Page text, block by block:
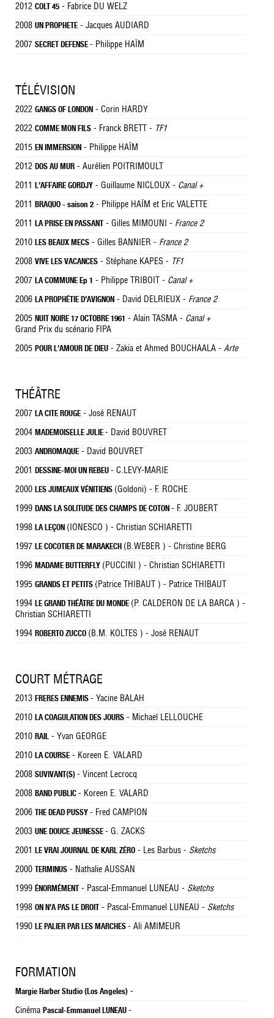
2012 COLT 45 - Fabrice DU WELZ
2008 UN PROPHETE - Jacques AUDIARD
2007 SECRET DEFENSE - Philippe HAÏM
TÉLÉVISION
2022 GANGS OF LONDON - Corin HARDY
2022 COMME MON FILS - Franck BRETT - TF1
2015 EN IMMERSION - Philippe HAÏM
2012 DOS AU MUR - Aurélien POITRIMOULT
2011 L'AFFAIRE GORDJY - Guillaume NICLOUX - Canal +
2011 BRAQUO - saison 2 - Philippe HAÏM et Eric VALETTE
2011 LA PRISE EN PASSANT - Gilles MIMOUNI - France 2
2010 LES BEAUX MECS - Gilles BANNIER - France 2
2008 VIVE LES VACANCES - Stéphane KAPES - TF1
2007 LA COMMUNE Ep 1 - Philippe TRIBOIT - Canal +
2006 LA PROPHÉTIE D'AVIGNON - David DELRIEUX - France 2
2005 NUIT NOIRE 17 OCTOBRE 1961 - Alain TASMA - Canal +
Grand Prix du scénario FIPA
2005 POUR L'AMOUR DE DIEU - Zakia et Ahmed BOUCHAALA - Arte
THÉÂTRE
2007 LA CITE ROUGE - José RENAUT
2004 MADEMOISELLE JULIE - David BOUVRET
2003 ANDROMAQUE - David BOUVRET
2001 DESSINE-MOI UN REBEU - C.LEVY-MARIE
2000 LES JUMEAUX VÉNITIENS (Goldoni) - F. ROCHE
1999 DANS LA SOLITUDE DES CHAMPS DE COTON - F. JOUBERT
1998 LA LEÇON (IONESCO ) - Christian SCHIARETTI
1997 LE COCOTIER DE MARAKECH (B.WEBER ) - Christine BERG
1996 MADAME BUTTERFLY (PUCCINI ) - Christian SCHIARETTI
1995 GRANDS ET PETITS (Patrice THIBAUT ) - Patrice THIBAUT
1994 LE GRAND THÉÂTRE DU MONDE (P. CALDERON DE LA BARCA ) -
Christian SCHIARETTI
1994 ROBERTO ZUCCO (B.M. KOLTES ) - José RENAUT
COURT MÉTRAGE
2013 FRERES ENNEMIS - Yacine BALAH
2010 LA COAGULATION DES JOURS - Michael LELLOUCHE
2010 RAIL - Yvan GEORGE
2010 LA COURSE - Koreen E. VALARD
2008 SUVIVANT(S) - Vincent Lecrocq
2008 BAND PUBLIC - Koreen E. VALARD
2006 THE DEAD PUSSY - Fred CAMPION
2003 UNE DOUCE JEUNESSE - G. ZACKS
2001 LE VRAI JOURNAL DE KARL ZÉRO - Les Barbus - Sketchs
2000 TERMINUS - Nathalie AUSSAN
1999 ÉNORMÉMENT - Pascal-Emmanuel LUNEAU - Sketchs
1998 ON N'A PAS LE DROIT - Pascal-Emmanuel LUNEAU - Sketchs
1990 LE PALIER PAR LES MARCHES - Ali AMIMEUR
FORMATION
Margie Harber Studio (Los Angeles) -
Cinéma Pascal-Emmanuel LUNEAU -